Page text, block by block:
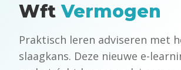
WftVermogen
Praktisch leren adviseren met
slaagkans. Deze nieuwe e-